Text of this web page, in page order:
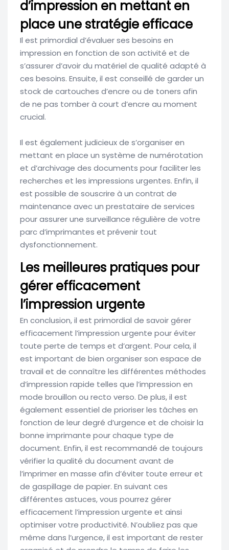
d’impression en mettant en
place une stratégie efficace
Il est primordial d’évaluer ses besoins en
impression en fonction de son activité et de
s’assurer d’avoir du matériel de qualité adapté à
ces besoins. Ensuite, il est conseillé de garder un
stock de cartouches d’encre ou de toners afin
de ne pas tomber à court d’encre au moment
crucial.
Il est également judicieux de s’organiser en
mettant en place un système de numérotation
et d’archivage des documents pour faciliter les
recherches et les impressions urgentes. Enfin, il
est possible de souscrire à un contrat de
maintenance avec un prestataire de services
pour assurer une surveillance régulière de votre
parc d’imprimantes et prévenir tout
dysfonctionnement.
Les meilleures pratiques pour
gérer efficacement
l’impression urgente
En conclusion, il est primordial de savoir gérer
efficacement l’impression urgente pour éviter
toute perte de temps et d’argent. Pour cela, il
est important de bien organiser son espace de
travail et de connaître les différentes méthodes
d’impression rapide telles que l’impression en
mode brouillon ou recto verso. De plus, il est
également essentiel de prioriser les tâches en
fonction de leur degré d’urgence et de choisir la
bonne imprimante pour chaque type de
document. Enfin, il est recommandé de toujours
vérifier la qualité du document avant de
l’imprimer en masse afin d’éviter toute erreur et
de gaspillage de papier. En suivant ces
différentes astuces, vous pourrez gérer
efficacement l’impression urgente et ainsi
optimiser votre productivité. N’oubliez pas que
même dans l’urgence, il est important de rester